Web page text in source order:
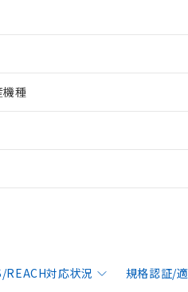
機種
REACH対応状況 規格認証/